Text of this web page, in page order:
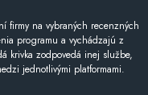
firmy na vybraných recenzných
programu a vychádzajú z
krivka zodpovedá inej službe,
jednotlivými platformami.